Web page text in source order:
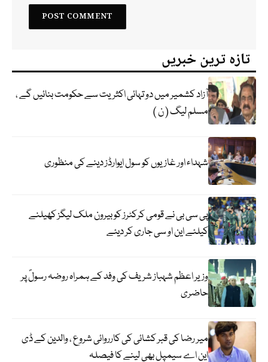
تازہ ترین خبریں
آزاد کشمیر میں دو تہائی اکثریت سے حکومت بنائیں گے ،
مسلم لیگ ( ن )
شہداء اور غازیوں کو سول ایوارڈز دینے کی منظوری
پی سی بی نے قومی کرکٹرز کو بیرون ملک لیگز کھیلنے
کیلئے این او سی جاری کر دیئے
وزیر اعظم شہباز شریف کی وفد کے ہمراہ روضہ رسولؐ پر
حاضری
میر رضا کی قبر کشائی کی کارروائی شروع ، والدین کے ڈی
این اے سیمپل بھی لینے کا فیصلہ